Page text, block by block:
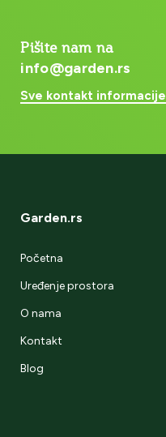
Pišite nam na
info@garden.rs
Sve kontakt informacije
Garden.rs
Početna
Uređenje prostora
O nama
Kontakt
Blog